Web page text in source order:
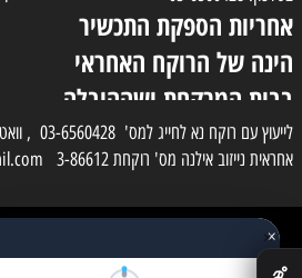
אחריות הספקת התכשיר
הינה של הרוקח האחראי
בבית המרקחת ושההובלה
בפועל תעשה בעזרת
השליח
אחראית נייזוב אילנה מס' רוקחת 3-86612 medipharmeoffice@gmail.com
✕×